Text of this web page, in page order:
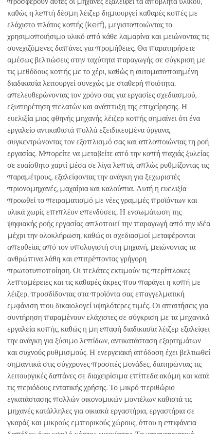
καθώς η λεπτή δέσμη λέιζερ δημιουργεί καθαρές κοπές με
ελάχιστο πλάτος κοπής (kerf), μεγιστοποιώντας το
χρησιμοποιήσιμο υλικό από κάθε λαμαρίνα και μειώνοντας τις
συνεχιζόμενες δαπάνες για προμήθειες. Θα παρατηρήσετε
αμέσως βελτιώσεις στην ταχύτητα παραγωγής σε σύγκριση με
τις μεθόδους κοπής με το χέρι, καθώς η αυτοματοποιημένη
διαδικασία λειτουργεί συνεχώς με σταθερή ποιότητα,
απελευθερώνοντας τον χρόνο σας για εργασίες σχεδιασμού,
εξυπηρέτηση πελατών και ανάπτυξη της επιχείρησης. Η
ευελιξία μιας φθηνής μηχανής λέιζερ κοπής σημαίνει ότι ένα
εργαλείο αντικαθιστά πολλά εξειδικευμένα όργανα,
συγκεντρώνοντας τον εξοπλισμό σας και απλοποιώντας τη ροή
εργασίας. Μπορείτε να μεταβείτε από την κοπή παχιάς ξυλείας
σε ευαίσθητο χαρτί μέσα σε λίγα λεπτά, απλώς ρυθμίζοντας τις
παραμέτρους, εξαλείφοντας την ανάγκη για ξεχωριστές
πριονομηχανές, μαχαίρια και καλούπια. Αυτή η ευελιξία
προωθεί το πειραματισμό με νέες γραμμές προϊόντων και
υλικά χωρίς επιπλέον επενδύσεις. Η ενσωμάτωση της
ψηφιακής ροής εργασίας απλοποιεί την παραγωγή από την ιδέα
μέχρι την ολοκλήρωση, καθώς οι σχεδιασμοί μεταφέρονται
απευθείας από τον υπολογιστή στη μηχανή, μειώνοντας τα
ανθρώπινα λάθη και επιτρέποντας γρήγορη
πρωτοτυποποίηση. Οι πελάτες εκτιμούν τις περίπλοκες
λεπτομέρειες και τις καθαρές άκρες που παράγει η κοπή με
λέιζερ, προσδίδοντας στα προϊόντα σας επαγγελματική
εμφάνιση που δικαιολογεί υψηλότερες τιμές. Οι απαιτήσεις για
συντήρηση παραμένουν ελάχιστες σε σύγκριση με τα μηχανικά
εργαλεία κοπής, καθώς η μη επαφή διαδικασία λέιζερ εξαλείφει
την ανάγκη για ξύσιμο λεπίδων, αντικατάσταση εξαρτημάτων
και συχνούς ρυθμισμούς. Η ενεργειακή απόδοση έχει βελτιωθεί
σημαντικά στις σύγχρονες προσιτές μονάδες, διατηρώντας τις
λειτουργικές δαπάνες σε διαχειρίσιμα επίπεδα ακόμη και κατά
τις περιόδους εντατικής χρήσης. Το μικρό περιθώριο
εγκατάστασης πολλών οικονομικών μοντέλων καθιστά τις
μηχανές κατάλληλες για οικιακά εργαστήρια, εργαστήρια σε
γκαράζ και μικρούς εμπορικούς χώρους, όπου η επιφάνεια